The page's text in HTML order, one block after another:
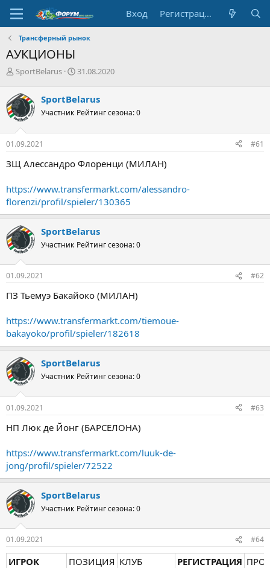
Вход Регистрация
Трансферный рынок
АУКЦИОНЫ
А
т
о
р
т
е
м
SportBelarus
Д
а
н
ч
а
31.08.2020
SportBelarus
Участник Рейтинг сезона: 0
01.09.2021 #61
ЗЩ Алессандро Флоренци (МИЛАН)
https://www.transfermarkt.com/alessandro-
florenzi/profil/spieler/130365
SportBelarus
Участник Рейтинг сезона: 0
01.09.2021 #62
ПЗ Тьемуэ Бакайоко (МИЛАН)
https://www.transfermarkt.com/tiemoue-
bakayoko/profil/spieler/182618
SportBelarus
Участник Рейтинг сезона: 0
01.09.2021 #63
НП Люк де Йонг (БАРСЕЛОНА)
https://www.transfermarkt.com/luuk-de-
jong/profil/spieler/72522
SportBelarus
Участник Рейтинг сезона: 0
01.09.2021 #64
ИГРОК ПОЗИЦИЯ КЛУБ РЕГИСТРАЦИЯ